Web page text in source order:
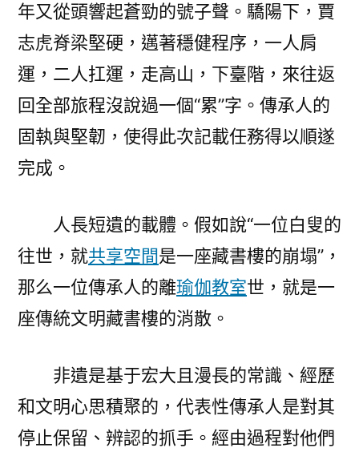
年又從頭響起蒼勁的號子聲。驕陽下，賈
志虎脊梁堅硬，邁著穩健程序，一人肩
運，二人扛運，走高山，下臺階，來往返
回全部旅程沒說過一個“累”字。傳承人的
固執與堅韌，使得此次記載任務得以順遂
完成。
人長短遺的載體。假如說“一位白叟的
往世，就共享空間是一座藏書樓的崩塌”，
那么一位傳承人的離瑜伽教室世，就是一
座傳統文明藏書樓的消散。
非遺是基于宏大且漫長的常識、經歷
和文明心思積聚的，代表性傳承人是對其
停止保留、辨認的抓手。經由過程對他們